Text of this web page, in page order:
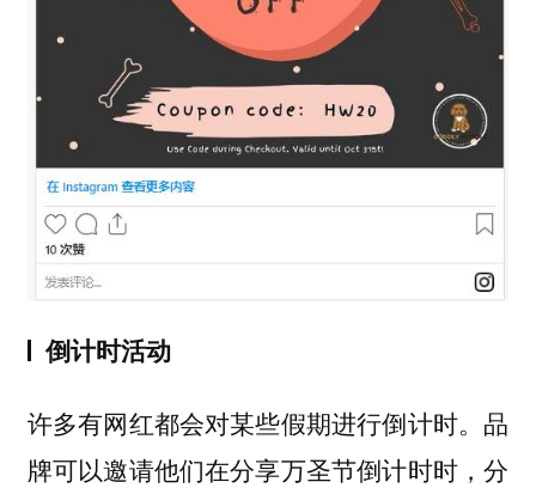
倒计时活动
许多有网红都会对某些假期进行倒计时。品
牌可以邀请他们在分享万圣节倒计时时，分